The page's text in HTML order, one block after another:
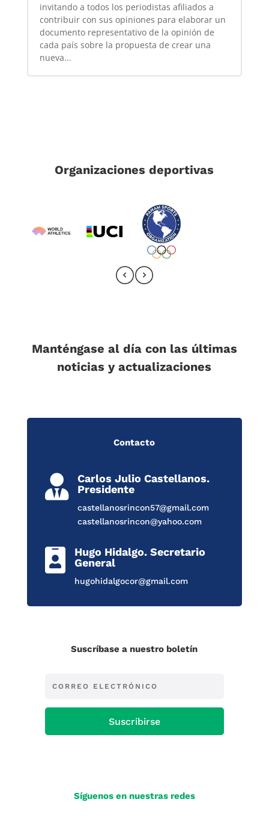
invitando a todos los periodistas afiliados a
contribuir con sus opiniones para elaborar un
documento representativo de la opinión de
cada país sobre la propuesta de crear una
nueva...
Organizaciones deportivas
Manténgase al día con las últimas
noticias y actualizaciones
Contacto

Carlos Julio Castellanos.
Presidente
castellanosrincon57@gmail.com
castellanosrincon@yahoo.com

Hugo Hidalgo. Secretario
General
hugohidalgocor@gmail.com
Suscríbase a nuestro boletín
Suscribirse
Síguenos en nuestras redes